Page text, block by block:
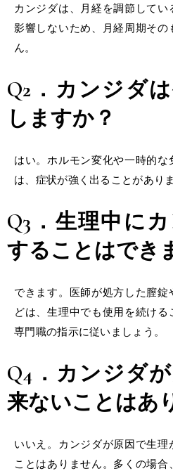
カンジダは、月経を調節して
影響しないため、月経周期そ
ん。
Q2． カンジダ
しますか？
はい。ホルモン変化や一時的
は、症状が強く出ることがありま
Q3．生理中に
することはでき
できます。医師が処方した膣
どは、生理中でも使用を続け
専門職の指示に従いましょう。
Q4．カンジダ
来ないことはあ
いいえ。カンジダが原因で生
ことはありません。多くの場